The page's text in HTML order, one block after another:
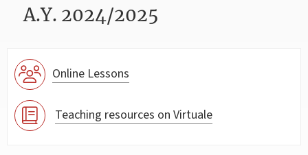
A.Y. 2024/2025
Online Lessons
Teaching resources on Virtuale